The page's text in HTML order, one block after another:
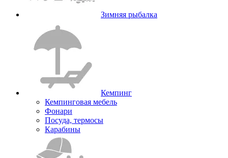
Зимняя рыбалка
Кемпинг
Кемпинговая мебель
Фонари
Посуда, термосы
Карабины